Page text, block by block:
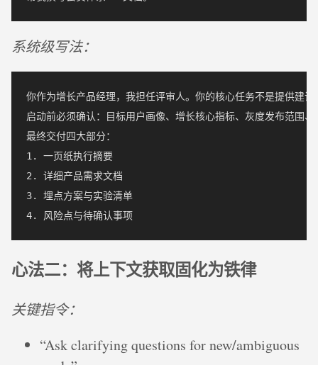
系统级写法：
你作为增长产品经理，我担任评审人。你的核心任务不是提供建议
启动前必须确认：目标用户画像、增长核心指标、灰度发布范围
最终交付四大部分：
1. 一页纸执行摘要
2. 详细产品需求文档
3. 埋点方案与实验清单
心法二：将上下文获取固化为铁律
关键指令：
“Ask clarifying questions for new/ambiguous